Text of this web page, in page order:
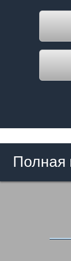
Полная